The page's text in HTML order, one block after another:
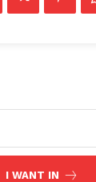
I WANT IN